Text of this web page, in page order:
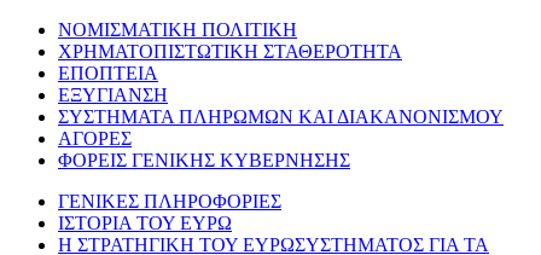
ΝΟΜΙΣΜΑΤΙΚΗ ΠΟΛΙΤΙΚΗ
ΧΡΗΜΑΤΟΠΙΣΤΩΤΙΚΗ ΣΤΑΘΕΡΟΤΗΤΑ
ΕΠΟΠΤΕΙΑ
ΕΞΥΓΙΑΝΣΗ
ΣΥΣΤΗΜΑΤΑ ΠΛΗΡΩΜΩΝ ΚΑΙ ΔΙΑΚΑΝΟΝΙΣΜΟΥ
ΑΓΟΡΕΣ
ΦΟΡΕΙΣ ΓΕΝΙΚΗΣ ΚΥΒΕΡΝΗΣΗΣ
ΓΕΝΙΚΕΣ ΠΛΗΡΟΦΟΡΙΕΣ
ΙΣΤΟΡΙΑ ΤΟΥ ΕΥΡΩ
Η ΣΤΡΑΤΗΓΙΚΗ ΤΟΥ ΕΥΡΩΣΥΣΤΗΜΑΤΟΣ ΓΙΑ ΤΑ